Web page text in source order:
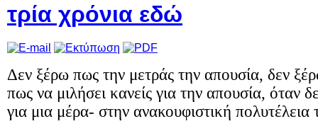
τρία χρόνια εδώ
Δεν ξέρω πως την μετράς την απουσία, δεν
πως να μιλήσει κανείς για την απουσία, όταν
για μια μέρα- στην ανακουφιστική πολυτέλεια